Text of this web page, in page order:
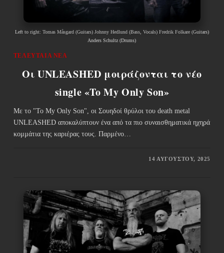
Left to right: Tomas Måsgard (Guitars) Johnny Hedlund (Bass, Vocals) Fredrik Folkare (Guitars)
Anders Schultz (Drums)
ΤΕΛΕΥΤΑΊΑ ΝΈΑ
Οι UNLEASHED μοιράζονται το νέο
single «To My Only Son»
Με το "To My Only Son", οι Σουηδοί θρύλοι του death metal
UNLEASHED αποκαλύπτουν ένα από τα πιο συναισθηματικά ηχηρά
κομμάτια της καριέρας τους. Παρμένο…
14 ΑΥΓΟΎΣΤΟΥ, 2025